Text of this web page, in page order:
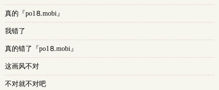
真的『po1⒏mobi』
我错了
真的错了『po1⒏mobi』
这画风不对
不对就不对吧